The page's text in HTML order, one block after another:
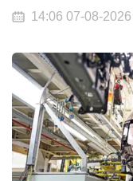
14:06 07-08-2026